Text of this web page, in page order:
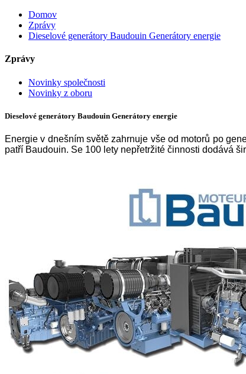
Domov
Zprávy
Dieselové generátory Baudouin Generátory energie
Zprávy
Novinky společnosti
Novinky z oboru
Dieselové generátory Baudouin Generátory energie
Energie v dnešním světě zahrnuje vše od motorů po
patří Baudouin. Se 100 lety nepřetržité činnosti dodává